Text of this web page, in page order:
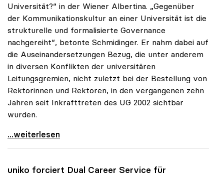
Universität?“ in der Wiener Albertina. „Gegenüber
der Kommunikationskultur an einer Universität ist die
strukturelle und formalisierte Governance
nachgereiht“, betonte Schmidinger. Er nahm dabei auf
die Auseinandersetzungen Bezug, die unter anderem
in diversen Konflikten der universitären
Leitungsgremien, nicht zuletzt bei der Bestellung von
Rektorinnen und Rektoren, in den vergangenen zehn
Jahren seit Inkrafttreten des UG 2002 sichtbar
wurden.
Schmidinger: Defizite in Kommunikation von
...weiterlesen
uniko forciert Dual Career Service für